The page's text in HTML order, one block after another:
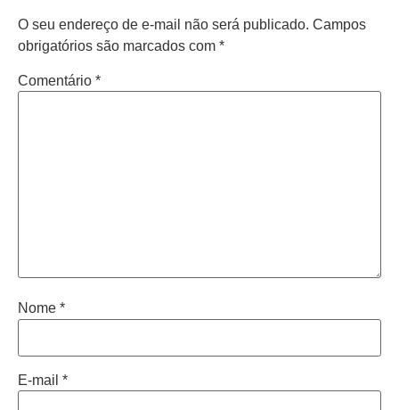
O seu endereço de e-mail não será publicado. Campos
obrigatórios são marcados com *
Comentário *
Nome *
E-mail *